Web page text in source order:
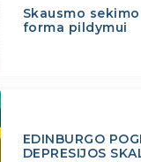
Skausmo
forma pildymui
EDINBURGO
DEPRESIJOS